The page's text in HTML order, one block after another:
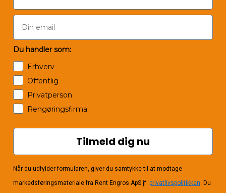
Du handler som:
Erhverv
Offentlig
Privatperson
Rengøringsfirma
Tilmeld dig nu
Når du udfylder formularen, giver du samtykke til at modtage
markedsføringsmateriale fra Rent Engros ApS jf. privatlivspolitikken. Du